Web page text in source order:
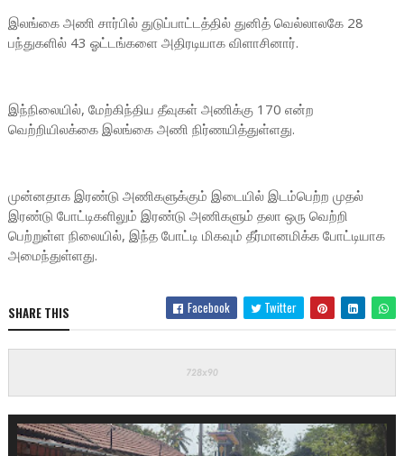
இலங்கை அணி சார்பில் துடுப்பாட்டத்தில் துனித் வெல்லாலகே 28
பந்துகளில் 43 ஓட்டங்களை அதிரடியாக விளாசினார்.
இந்நிலையில், மேற்கிந்திய தீவுகள் அணிக்கு 170 என்ற
வெற்றியிலக்கை இலங்கை அணி நிர்ணயித்துள்ளது.
முன்னதாக இரண்டு அணிகளுக்கும் இடையில் இடம்பெற்ற முதல்
இரண்டு போட்டிகளிலும் இரண்டு அணிகளும் தலா ஒரு வெற்றி
பெற்றுள்ள நிலையில், இந்த போட்டி மிகவும் தீர்மானமிக்க போட்டியாக
அமைந்துள்ளது.
SHARE THIS Facebook Twitter